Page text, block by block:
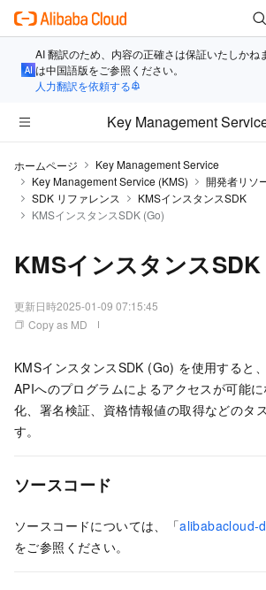
AI 翻訳のため、内容の正確さは保証いたしかね
は中国語版をご参照ください。
人力翻訳を依頼する
Key Management
ホームページ
Key Management Service
Key Management Service (KMS)
開発者リソ
SDK リファレンス
KMSインスタンスSDK
KMSインスタンスSDK (Go)
KMSインスタンス
更新日時2025-01-09 07:15:45
Copy as MD
KMSインスタンスSDK (Go) を使用すると
APIへのプログラムによるアクセスが可能
化、署名検証、資格情報値の取得などのタ
す。
ソースコード
ソースコードについては、「alibabacloud-
をご参照ください。